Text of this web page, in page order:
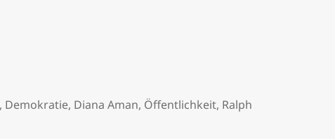
, Demokratie, Diana Aman, Öffentlichkeit, Ralph
„Stellungnahme zu Ralph Boes Sanktionshunger“ –